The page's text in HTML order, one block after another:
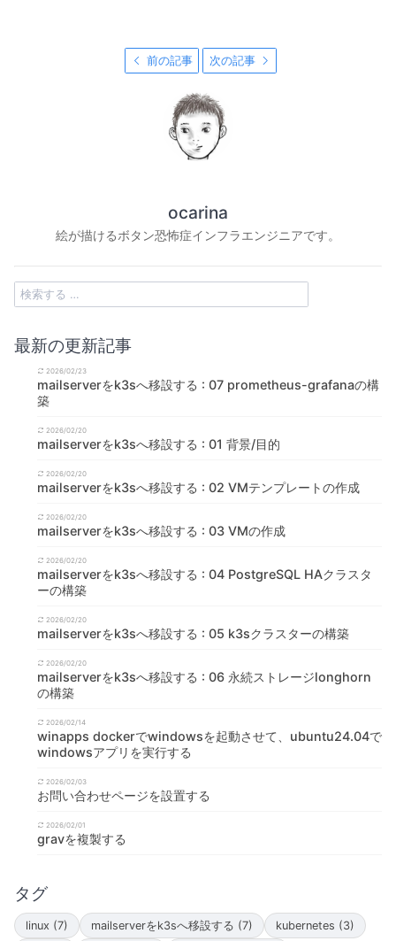
前の記事 次の記事
ocarina
絵が描けるボタン恐怖症インフラエンジニアです。
最新の更新記事
2026/02/23
mailserverをk3sへ移設する : 07 prometheus-grafanaの構
築
2026/02/20
mailserverをk3sへ移設する : 01 背景/目的
2026/02/20
mailserverをk3sへ移設する : 02 VMテンプレートの作成
2026/02/20
mailserverをk3sへ移設する : 03 VMの作成
2026/02/20
mailserverをk3sへ移設する : 04 PostgreSQL HAクラスタ
ーの構築
2026/02/20
mailserverをk3sへ移設する : 05 k3sクラスターの構築
2026/02/20
mailserverをk3sへ移設する : 06 永続ストレージlonghorn
の構築
2026/02/14
winapps dockerでwindowsを起動させて、ubuntu24.04で
windowsアプリを実行する
2026/02/03
お問い合わせページを設置する
2026/02/01
gravを複製する
タグ
linux (7) mailserverをk3sへ移設する (7) kubernetes (3)